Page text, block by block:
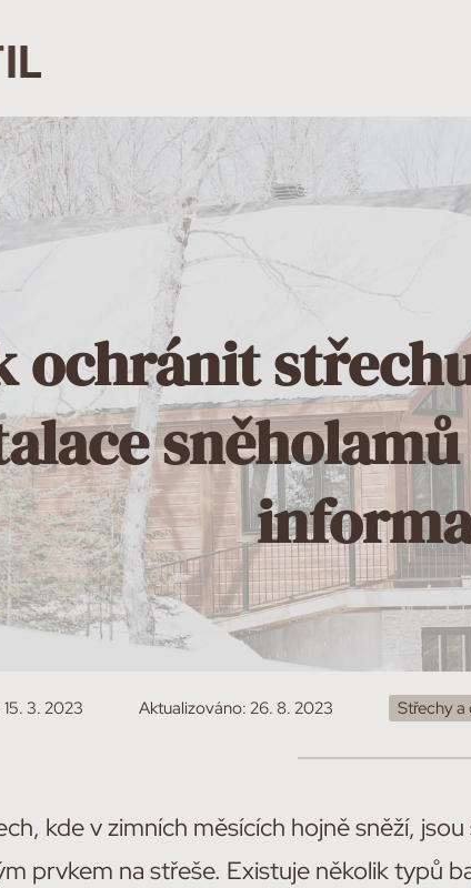
ochránit
15. 3. 2023 Aktualizováno: 26. 8. 2023 Střechy a
kde v zimních měsících hojně sněží,
prvkem na střeše. Existuje několik typů